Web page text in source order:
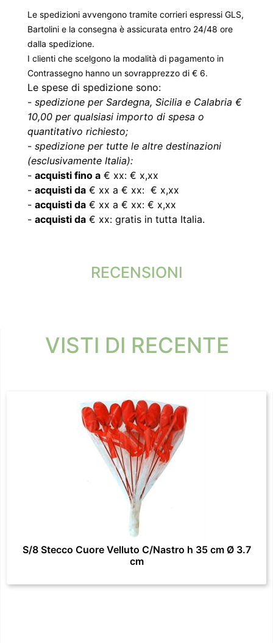
Le spedizioni avvengono tramite corrieri espressi GLS,
Bartolini e la consegna è assicurata entro 24/48 ore
dalla spedizione.
I clienti che scelgono la modalità di pagamento in
Contrassegno hanno un sovrapprezzo di € 6.
Le spese di spedizione sono:
- spedizione per Sardegna, Sicilia e Calabria €
10,00 per qualsiasi importo di spesa o
quantitativo richiesto;
- spedizione per tutte le altre destinazioni
(esclusivamente Italia):
- acquisti fino a € xx: € x,xx
- acquisti da € xx a € xx: € x,xx
- acquisti da € xx a € xx: € x,xx
- acquisti da € xx: gratis in tutta Italia.
RECENSIONI
VISTI DI RECENTE
S/8 Stecco Cuore Velluto C/Nastro h 35 cm Ø 3.7
cm